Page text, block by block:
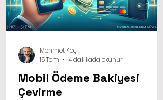
Mobil Ödeme Bakiyesi
Çevirme
Mehmet Koç
15 Tem
4 dakikada okunur